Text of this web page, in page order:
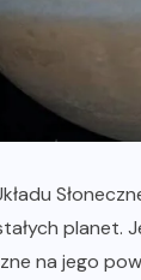
planet.
na jego